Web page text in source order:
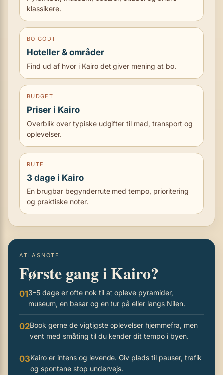
klassikere.
BO GODT
Hoteller & områder
Find ud af hvor i Kairo det giver mening at bo.
BUDGET
Priser i Kairo
Overblik over typiske udgifter til mad, transport og
oplevelser.
RUTE
3 dage i Kairo
En brugbar begynderrute med tempo, prioritering
og praktiske noter.
ATLASNOTE
Første gang i Kairo?
013–5 dage er ofte nok til at opleve pyramider,
museum, en basar og en tur på eller langs Nilen.
02Book gerne de vigtigste oplevelser hjemmefra, men
vent med småting til du kender dit tempo i byen.
03Kairo er intens og levende. Giv plads til pauser, trafik
og spontane stop undervejs.